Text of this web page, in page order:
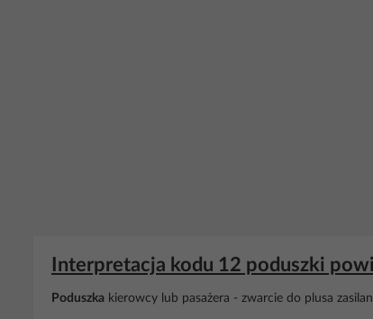
Interpretacja kodu 12 poduszki
Poduszka kierowcy lub pasażera - zwarcie do plusa